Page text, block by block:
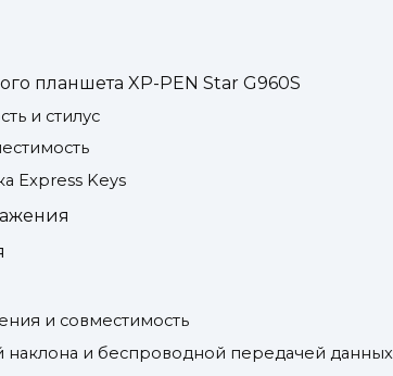
планшета XP-PEN Star G960S
и стилус
Express Keys
и совместимость
наклона и беспроводной передачей данных